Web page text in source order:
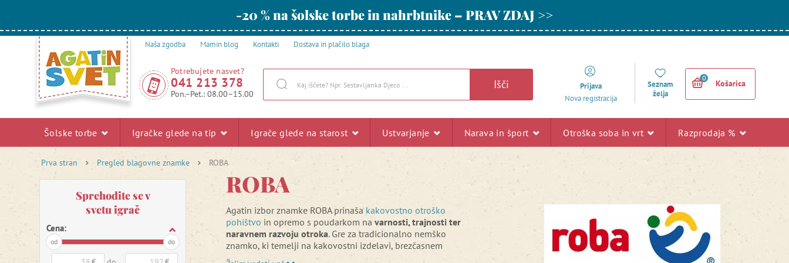
-20 % na šolske torbe in nahrbtnike – PRAV ZDAJ >>
Naša zgodba Mamin blog Kontakti Dostava in plačilo blaga
Potrebujete nasvet?
041 213 378
Pon.–Pet.: 08.00–15.00
Išči
Prijava
Nova registracija
Seznam
želja
0
Košarica
Šolske torbe Igračke glede na tip Igrače glede na starost Ustvarjanje Narava in šport Otroška soba in vrt Razprodaja %
Prva stran Pregled blagovne znamke ROBA
Sprehodite se v
svetu igrač
Cena:
od do
ROBA
Agatin izbor znamke ROBA prinaša kakovostno otroško
pohištvo in opremo s poudarkom na varnosti, trajnosti ter
naravnem razvoju otroka. Gre za tradicionalno nemško
znamko, ki temelji na kakovostni izdelavi, brezčasnem
dizajnu in odgovornem pristopu k proizvodnji.